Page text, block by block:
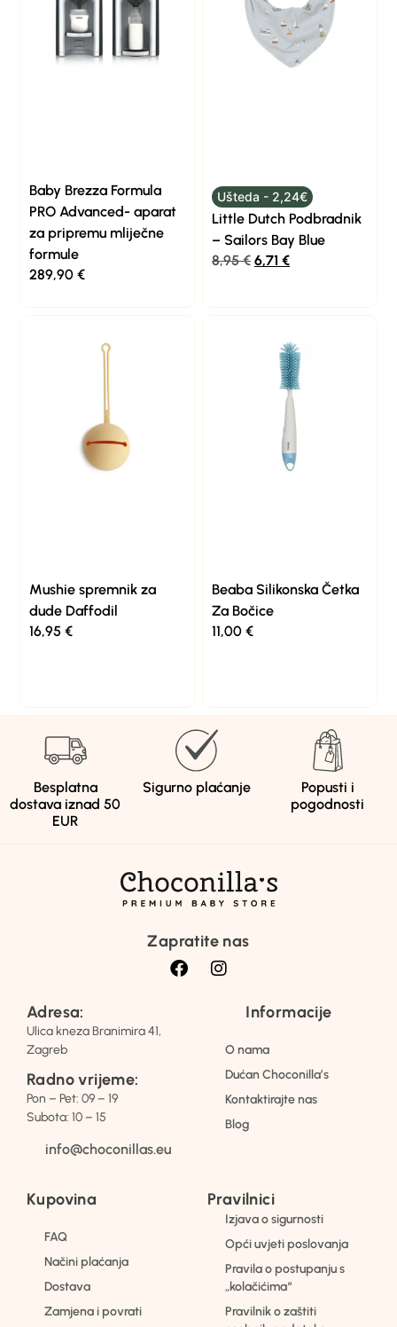
Baby Brezza Formula
PRO Advanced- aparat
za pripremu mliječne
formule
289,90€
Ušteda - 2,24€
Little Dutch Podbradnik
– Sailors Bay Blue
8,95€ 6,71 €
Mushie spremnik za
dude Daffodil
16,95€
Beaba Silikonska Četka
Za Bočice
11,00 €
Besplatna
dostava iznad 50
EUR
Sigurno plaćanje
Popusti i
pogodnosti
Zapratite nas
Adresa:
Ulica kneza Branimira 41,
Zagreb
Radno vrijeme:
Pon – Pet: 09 – 19
Subota: 10 – 15
info@choconillas.eu
Informacije
O nama
Dućan Choconilla’s
Kontaktirajte nas
Blog
Kupovina
FAQ
Načini plaćanja
Dostava
Zamjena i povrati
Pravilnici
Izjava o sigurnosti
Opći uvjeti poslovanja
Pravila o postupanju s
„kolačićima“
Pravilnik o zaštiti